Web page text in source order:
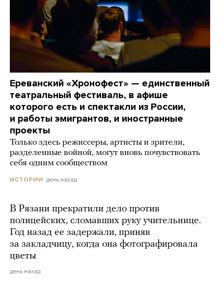
Ереванский «Хронофест» — единственный
театральный фестиваль, в афише
которого есть и спектакли из России,
и работы эмигрантов, и иностранные
проекты
Только здесь режиссеры, артисты и зрители,
разделенные войной, могут вновь почувствовать
себя одним сообществом
ИСТОРИИ день назад
В Рязани прекратили дело против
полицейских, сломавших руку учительнице.
Год назад ее задержали, приняв
за закладчицу, когда она фотографировала
цветы
день назад